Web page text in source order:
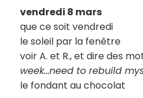
vendredi 8 mars
que ce soit vendredi
le soleil par la fenêtre
voir A. et R., et dire des
week…need to rebuild
le fondant au chocolat